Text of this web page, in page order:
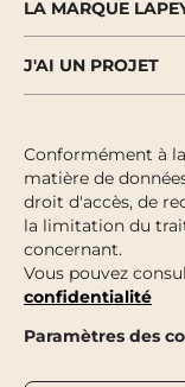
LA MARQUE
J'AI UN PROJET
Conformément à
matière de
droit d'accès, de
la limitation du
concernant.
Vous pouvez
confidentialité
Paramètres des